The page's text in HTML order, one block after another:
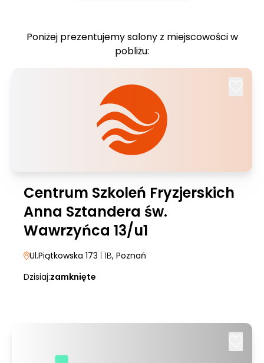
Poniżej prezentujemy salony z miejscowości w
pobliżu:
Centrum Szkoleń Fryzjerskich
Anna Sztandera św.
Wawrzyńca 13/u1
Ul.Piątkowska 173 | 1B, Poznań
Dzisiaj:zamknięte